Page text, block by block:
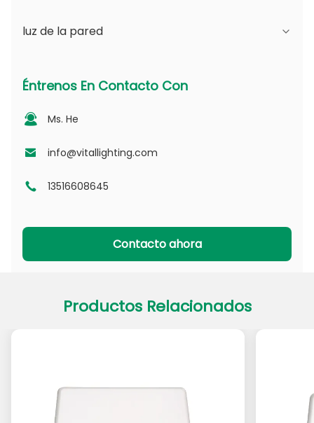
Serie DSDL
Serie MDL
Serie NSDL
Serie DL
Serie PADL
Serie JCL
Serie fotovoltaica
Serie PD
Serie CL
Serie PACL
luz de la pared
apertura intercambiable
Serie D - Placa de guía de luz punteada
Éntrenos En Contacto Con
Ms. He
info@vitallighting.com
13516608645
Contacto ahora
Productos Relacionados